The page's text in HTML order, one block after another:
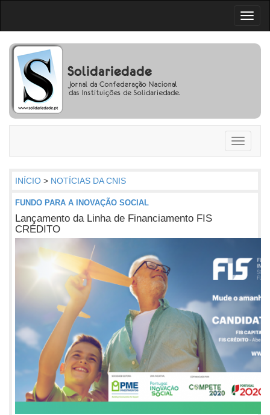
Toggle
INÍCIO > NOTÍCIAS DA CNIS
FUNDO PARA A INOVAÇÃO SOCIAL
Lançamento da Linha de Financiamento FIS
CRÉDITO